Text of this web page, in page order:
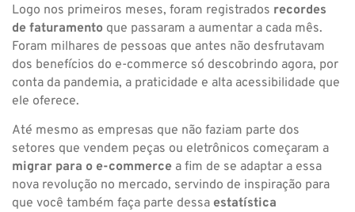
Logo nos primeiros meses, foram registrados recordes
de faturamento que passaram a aumentar a cada mês.
Foram milhares de pessoas que antes não desfrutavam
dos benefícios do e-commerce só descobrindo agora, por
conta da pandemia, a praticidade e alta acessibilidade que
ele oferece.
Até mesmo as empresas que não faziam parte dos
setores que vendem peças ou eletrônicos começaram a
migrar para o e-commerce a fim de se adaptar a essa
nova revolução no mercado, servindo de inspiração para
que você também faça parte dessa estatística